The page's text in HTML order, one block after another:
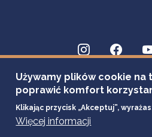
Używamy plików cookie na
poprawić komfort
Klikając przycisk „Akceptuj”,
Więcej informacji